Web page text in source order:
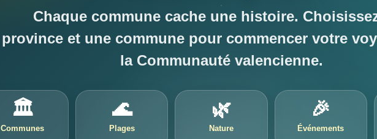
Chaque commune cache une histoire.
province et une commune pour commencer votre
la Communauté valencienne.
🏛️
Communes
🌊
Plages
🌿
Nature
🎉
Événements